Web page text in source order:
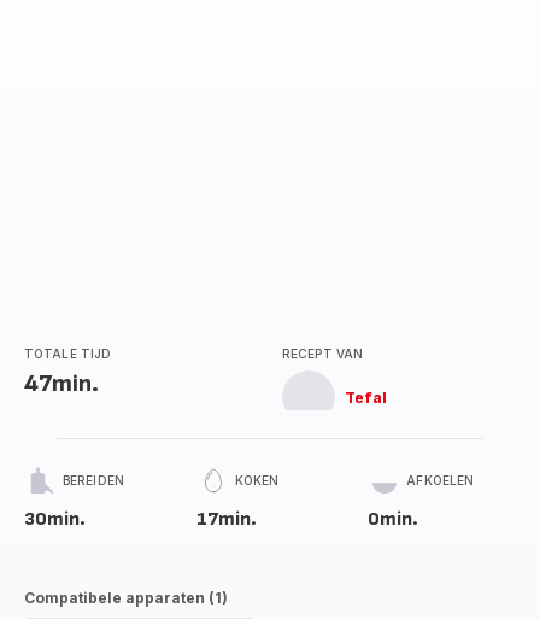
TOTALE TIJD
47min.
RECEPT VAN
Tefal
BEREIDEN
30min.
KOKEN
17min.
AFKOELEN
0min.
Compatibele apparaten (1)